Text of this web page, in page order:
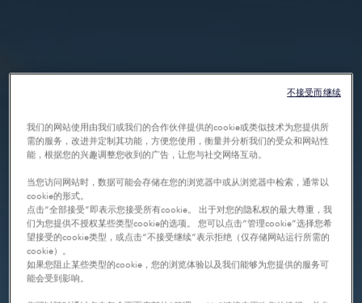
我们的网站使用由我们或我们的合作伙伴提供的cookie或类似技术为您提供所
需的服务，改进并定制其功能，方便您使用，衡量并分析我们的受众和网站性
能，根据您的兴趣调整您收到的广告，让您与社交网络互动。
当您访问网站时，数据可能会存储在您的浏览器中或从浏览器中检索，通常以
cookie的形式。
点击“全部接受”即表示您接受所有cookie。 出于对您的隐私权的最大尊重，我
们为您提供不授权某些类型cookie的选项。 您可以点击“管理cookie”选择您希
望接受的cookie类型，或点击“不接受继续”表示拒绝（仅存储网站运行所需的
cookie）。
如果您阻止某些类型的cookie，您的浏览体验以及我们能够为您提供的服务可
能会受到影响。
不接受而继续